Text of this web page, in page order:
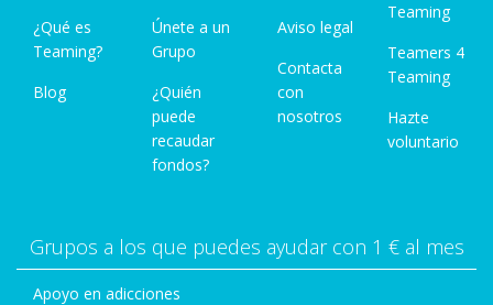
¿Qué es
Teaming?
Blog
Únete a un
Grupo
¿Quién
puede
recaudar
fondos?
Aviso legal
Contacta
con
nosotros
Teaming
Teamers 4
Teaming
Hazte
voluntario
Grupos a los que puedes ayudar con 1 € al mes
Apoyo en adicciones